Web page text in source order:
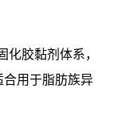
化胶黏剂体系，
用于脂肪族异